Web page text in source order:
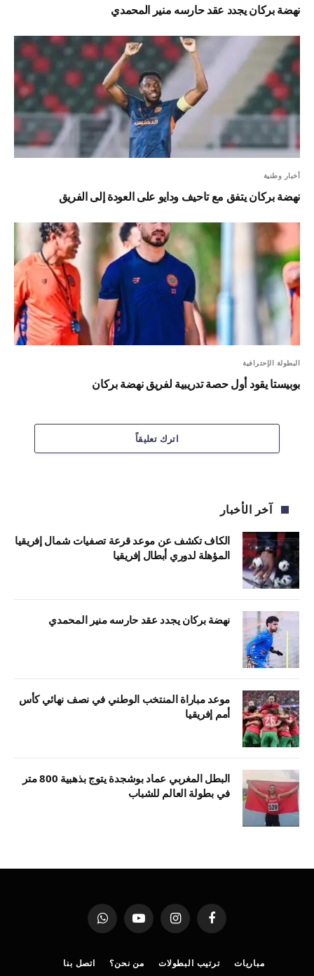
نهضة بركان يجدد عقد حارسه منير المحمدي
أخبار وطنية
نهضة بركان يتفق مع تاحيف ودايو على العودة إلى الفريق
البطولة الإحترافية
بوبيستا يقود أول حصة تدريبية لفريق نهضة بركان
اترك تعليقاً
آخر الأخبار
الكاف تكشف عن موعد قرعة تصفيات شمال إفريقيا
المؤهلة لدوري أبطال إفريقيا
نهضة بركان يجدد عقد حارسه منير المحمدي
موعد مباراة المنتخب الوطني في نصف نهائي كأس
أمم إفريقيا
البطل المغربي عماد بوشجدة يتوج بذهبية 800 متر
في بطولة العالم للشباب
فيسبوك الانستغراميوتيوب واتساب
مباريات ترتيب البطولات من نحن؟ اتصل بنا